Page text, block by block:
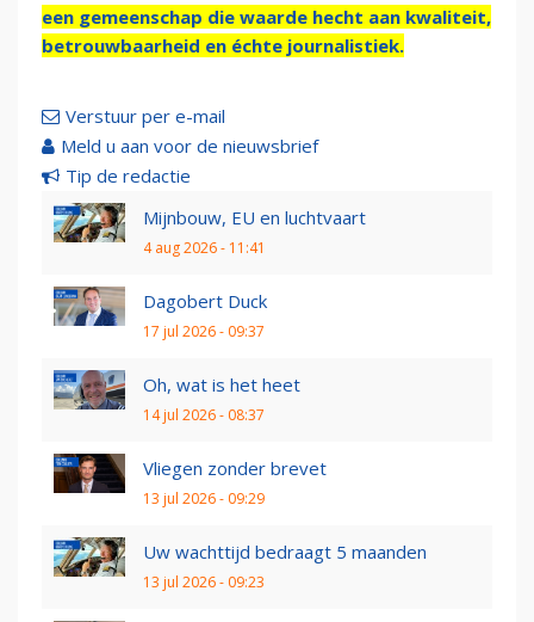
een gemeenschap die waarde hecht aan kwaliteit,
betrouwbaarheid en échte journalistiek.
Verstuur per e-mail
Meld u aan voor de nieuwsbrief
Tip de redactie
Mijnbouw, EU en luchtvaart
4 aug 2026 - 11:41
Dagobert Duck
17 jul 2026 - 09:37
Oh, wat is het heet
14 jul 2026 - 08:37
Vliegen zonder brevet
13 jul 2026 - 09:29
Uw wachttijd bedraagt 5 maanden
13 jul 2026 - 09:23